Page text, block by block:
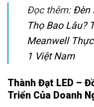
Đọc thêm: Đèn
Thọ Bao Lâu?
Meanwell
1 Việt Nam
Thành Đạt LED –
Triển Của Doanh